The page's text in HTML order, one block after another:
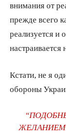
внимания от
прежде всего
реализуется и
настраивается
Кстати, не я
обороны
ЖЕЛАНИЕМ